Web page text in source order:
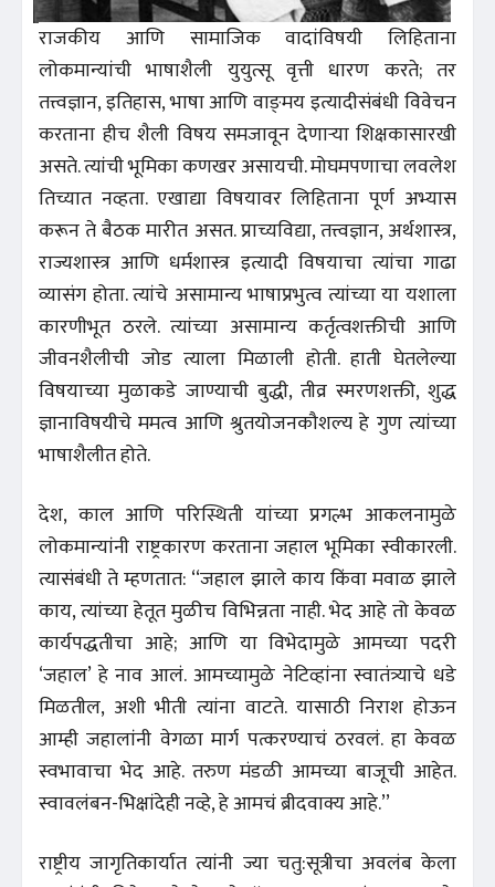
राजकीय आणि सामाजिक वादांविषयी लिहिताना
लोकमान्यांची भाषाशैली युयुत्सू वृत्ती धारण करते; तर
तत्त्वज्ञान, इतिहास, भाषा आणि वाङ्‌मय इत्यादीसंबंधी विवेचन
करताना हीच शैली विषय समजावून देणाऱ्या शिक्षकासारखी
असते. त्यांची भूमिका कणखर असायची. मोघमपणाचा लवलेश
तिच्यात नव्हता. एखाद्या विषयावर लिहिताना पूर्ण अभ्यास
करून ते बैठक मारीत असत. प्राच्यविद्या, तत्त्वज्ञान, अर्थशास्त्र,
राज्यशास्त्र आणि धर्मशास्त्र इत्यादी विषयाचा त्यांचा गाढा
व्यासंग होता. त्यांचे असामान्य भाषाप्रभुत्व त्यांच्या या यशाला
कारणीभूत ठरले. त्यांच्या असामान्य कर्तृत्वशक्तीची आणि
जीवनशैलीची जोड त्याला मिळाली होती. हाती घेतलेल्या
विषयाच्या मुळाकडे जाण्याची बुद्धी, तीव्र स्मरणशक्ती, शुद्ध
ज्ञानाविषयीचे ममत्व आणि श्रुतयोजनकौशल्य हे गुण त्यांच्या
भाषाशैलीत होते.
देश, काल आणि परिस्थिती यांच्या प्रगल्भ आकलनामुळे
लोकमान्यांनी राष्ट्रकारण करताना जहाल भूमिका स्वीकारली.
त्यासंबंधी ते म्हणतात: ‘‘जहाल झाले काय किंवा मवाळ झाले
काय, त्यांच्या हेतूत मुळीच विभिन्नता नाही. भेद आहे तो केवळ
कार्यपद्धतीचा आहे; आणि या विभेदामुळे आमच्या पदरी
‘जहाल’ हे नाव आलं. आमच्यामुळे नेटिव्हांना स्वातंत्र्याचे धडे
मिळतील, अशी भीती त्यांना वाटते. यासाठी निराश होऊन
आम्ही जहालांनी वेगळा मार्ग पत्करण्याचं ठरवलं. हा केवळ
स्वभावाचा भेद आहे. तरुण मंडळी आमच्या बाजूची आहेत.
स्वावलंबन-भिक्षांदेही नव्हे, हे आमचं ब्रीदवाक्य आहे.’’
राष्ट्रीय जागृतिकार्यात त्यांनी ज्या चतु:सूत्रीचा अवलंब केला